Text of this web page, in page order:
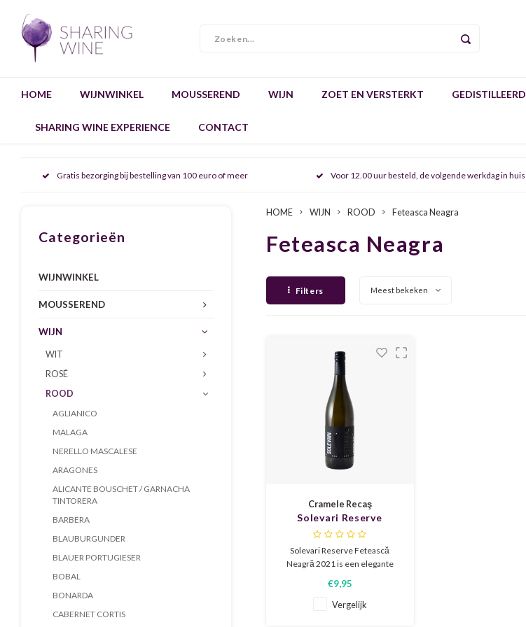
HOME WIJNWINKEL MOUSSEREND WIJN ZOET EN VERSTERKT GEDISTILLEERD
SHARING WINE EXPERIENCE CONTACT
Gratis bezorging bij bestelling van 100 euro of meer Voor 12.00 uur besteld, de volgende werkdag in huis
Categorieën
WIJNWINKEL
MOUSSEREND
WIJN
WIT
ROSÉ
ROOD
AGLIANICO
MALAGA
NERELLO MASCALESE
ARAGONES
ALICANTE BOUSCHET / GARNACHA
TINTORERA
BARBERA
BLAUBURGUNDER
BLAUER PORTUGIESER
BOBAL
BONARDA
CABERNET CORTIS
HOME WIJN ROOD Feteasca Neagra
Feteasca Neagra
Filters Meest bekeken
Cramele Recaş
Solevari Reserve
Fetească Neagră 2021
Solevari Reserve Fetească
Neagră 2021 is een elegante
kersen, bosbessen en lichte
kruidige tonen. De smaak is
€9,95
Vergelijk